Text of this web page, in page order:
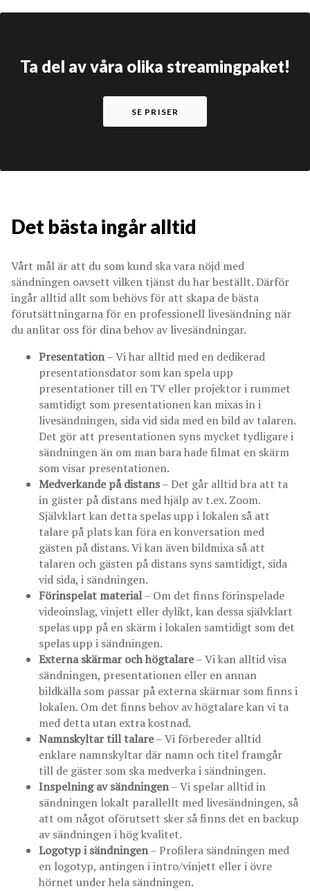
Ta del av våra olika streamingpaket!
SE PRISER
Det bästa ingår alltid
Vårt mål är att du som kund ska vara nöjd med
sändningen oavsett vilken tjänst du har beställt. Därför
ingår alltid allt som behövs för att skapa de bästa
förutsättningarna för en professionell livesändning när
du anlitar oss för dina behov av livesändningar.
Presentation– Vi har alltid med en dedikerad
presentationsdator som kan spela upp
presentationer till en TV eller projektor i rummet
samtidigt som presentationen kan mixas in i
livesändningen, sida vid sida med en bild av talaren.
Det gör att presentationen syns mycket tydligare i
sändningen än om man bara hade filmat en skärm
som visar presentationen.
Medverkande på distans– Det går alltid bra att ta
in gäster på distans med hjälp av t.ex. Zoom.
Självklart kan detta spelas upp i lokalen så att
talare på plats kan föra en konversation med
gästen på distans. Vi kan även bildmixa så att
talaren och gästen på distans syns samtidigt, sida
vid sida, i sändningen.
Förinspelat material– Om det finns förinspelade
videoinslag, vinjett eller dylikt, kan dessa självklart
spelas upp på en skärm i lokalen samtidigt som det
spelas upp i sändningen.
Externa skärmar och högtalare– Vi kan alltid visa
sändningen, presentationen eller en annan
bildkälla som passar på externa skärmar som finns i
lokalen. Om det finns behov av högtalare kan vi ta
med detta utan extra kostnad.
Namnskyltar till talare– Vi förbereder alltid
enklare namnskyltar där namn och titel framgår
till de gäster som ska medverka i sändningen.
Inspelning av sändningen– Vi spelar alltid in
sändningen lokalt parallellt med livesändningen, så
att om något oförutsett sker så finns det en backup
av sändningen i hög kvalitet.
Logotyp i sändningen– Profilera sändningen med
en logotyp, antingen i intro/vinjett eller i övre
hörnet under hela sändningen.